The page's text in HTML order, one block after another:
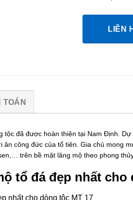
LIÊN
TOÁN
tộc đã được hoàn thiện tại Nam Định.
công đức của tổ tiên. Gia chủ mong
trên bề mặt lăng mộ theo phong
tổ đá đẹp nhất cho
nhất cho dòng tộc MT 17